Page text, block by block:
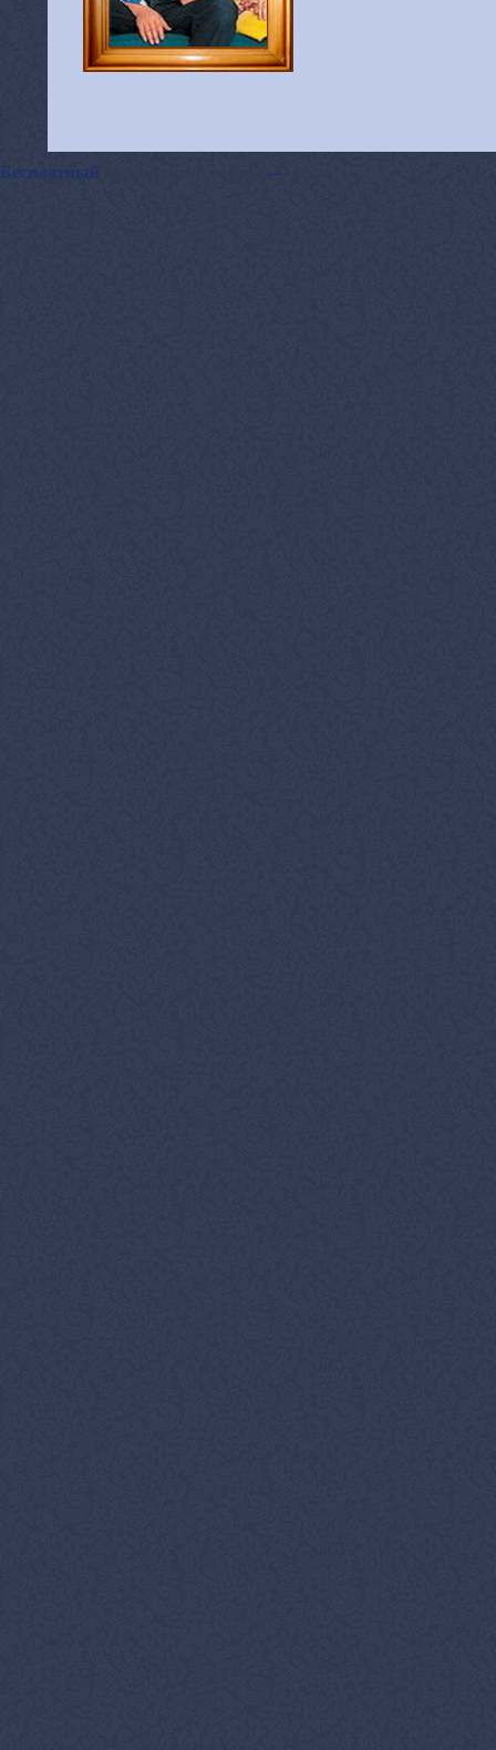
Бесплатный —